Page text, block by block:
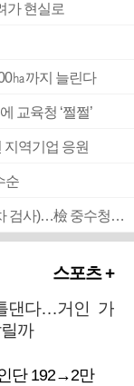
가 현실로
㏊까지 늘린다
교육청 ‘쩔쩔’
역기업 응원
순
■ 검사 신분 버리고 직급하향(10년 이하 저연차 검사)…檢 중수청행 기피
스포츠 +
댄다…거인 가
까
단 192→2만